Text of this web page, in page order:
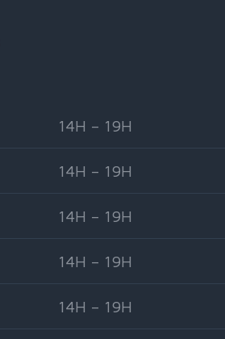
14H – 19H
14H – 19H
14H – 19H
14H – 19H
14H – 19H